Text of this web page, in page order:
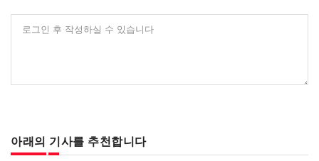
로그인 후 작성하실 수 있습니다
아래의 기사를 추천합니다